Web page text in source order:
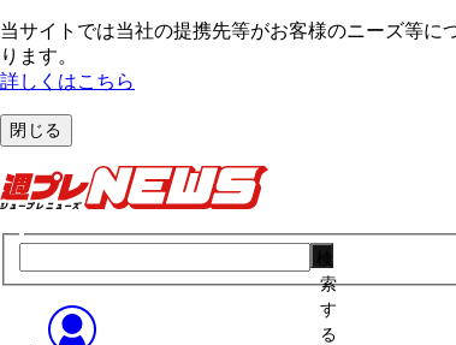
当サイトでは当社の提携先等がお客様のニーズ等に
ります。
詳しくはこちら
閉じる
索
す
る